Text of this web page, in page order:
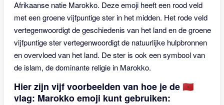
Afrikaanse natie Marokko. Deze emoji heeft een rood veld
met een groene vijfpuntige ster in het midden. Het rode veld
vertegenwoordigt de geschiedenis van het land en de groene
vijfpuntige ster vertegenwoordigt de natuurlijke hulpbronnen
en overvloed van het land. De ster is ook een symbool van
de islam, de dominante religie in Marokko.
Hier zijn vijf voorbeelden van hoe je de 🇲🇦
vlag: Marokko emoji kunt gebruiken: